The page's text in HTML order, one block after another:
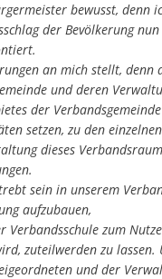
bewusst, denn
der Bevölkerung
an mich stellt,
und deren
der
setzen, zu den
dieses
sein in unserem
aufzubauen,
Verbandsschule zum
zuteilwerden zu
und der